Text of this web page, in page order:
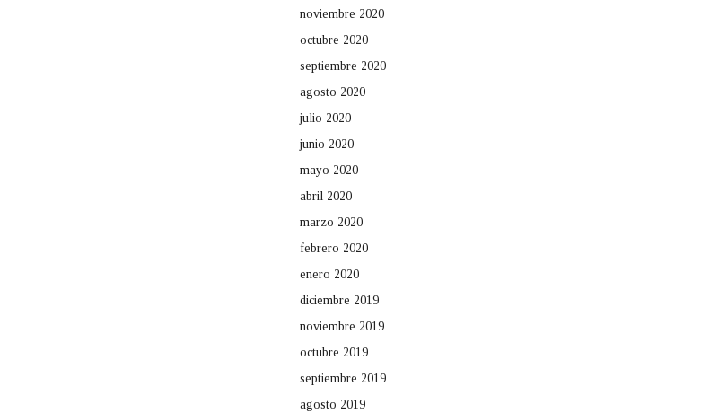
noviembre 2020
octubre 2020
septiembre 2020
agosto 2020
julio 2020
junio 2020
mayo 2020
abril 2020
marzo 2020
febrero 2020
enero 2020
diciembre 2019
noviembre 2019
octubre 2019
septiembre 2019
agosto 2019